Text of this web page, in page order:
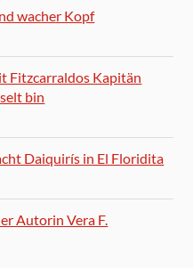
wacher Kopf
Fitzcarraldos Kapitän
bin
Daiquirís in El Floridita
Autorin Vera F.